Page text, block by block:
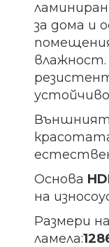
за дома и
влажност.
Външният
Основа
на
Размери на
ламела: